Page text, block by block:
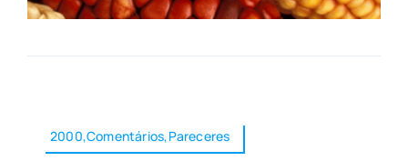
2000,Comentários,Pareceres